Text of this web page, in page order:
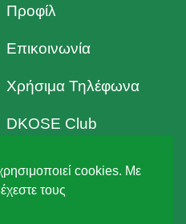
cookies. Με
τους
Προφίλ
Επικοινωνία
Χρήσιμα Τηλέφωνα
DKOSE Club
Όροι Χρήσης